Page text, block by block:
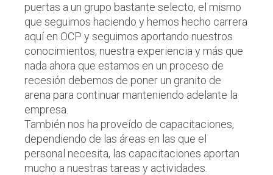
puertas a un grupo bastante selecto, el mismo
que seguimos haciendo y hemos hecho carrera
aquí en OCP y seguimos aportando nuestros
conocimientos, nuestra experiencia y más que
nada ahora que estamos en un proceso de
recesión debemos de poner un granito de
arena para continuar manteniendo adelante la
empresa.
También nos ha proveído de capacitaciones,
dependiendo de las áreas en las que el
personal necesita, las capacitaciones aportan
mucho a nuestras tareas y actividades.